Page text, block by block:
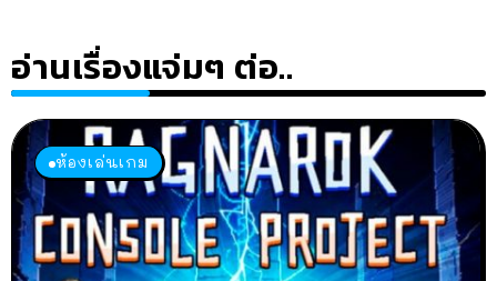
อ่านเรื่องแจ่มๆ ต่อ..
ห้องเล่นเกม